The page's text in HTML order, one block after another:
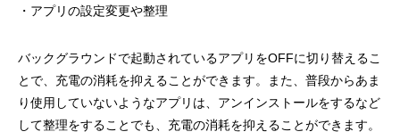
・アプリの設定変更や整理
バックグラウンドで起動されているアプリをOFFに切り替えるこ
とで、充電の消耗を抑えることができます。また、普段からあま
り使用していないようなアプリは、アンインストールをするなど
して整理をすることでも、充電の消耗を抑えることができます。